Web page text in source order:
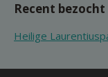
Recent bezocht
Heilige